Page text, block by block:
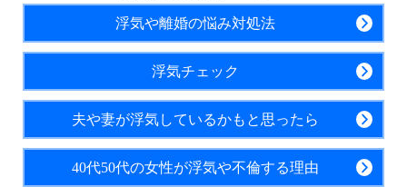
浮気や離婚の悩み対処法
浮気チェック
夫や妻が浮気しているかもと思ったら
40代50代の女性が浮気や不倫する理由